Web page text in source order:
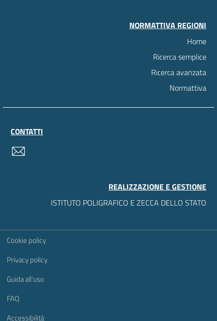
NORMATTIVA REGIONI
Home
Ricerca semplice
Ricerca avanzata
Normattiva
CONTATTI
REALIZZAZIONE E GESTIONE
ISTITUTO POLIGRAFICO E ZECCA DELLO STATO
Sezione Link Utili
Cookie policy
Privacy policy
Guida all'uso
FAQ
Accessibilità